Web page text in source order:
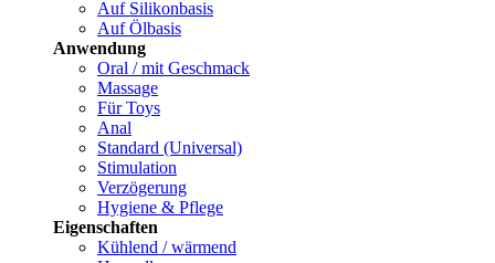
Auf Silikonbasis
Auf Ölbasis
Anwendung
Oral / mit Geschmack
Massage
Für Toys
Anal
Standard (Universal)
Stimulation
Verzögerung
Hygiene & Pflege
Eigenschaften
Kühlend / wärmend